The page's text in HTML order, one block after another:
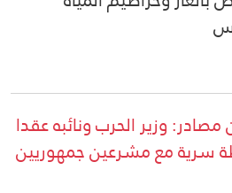
وزير الحرب ونائبه عقدا
سرية مع مشرعين جمهوريين